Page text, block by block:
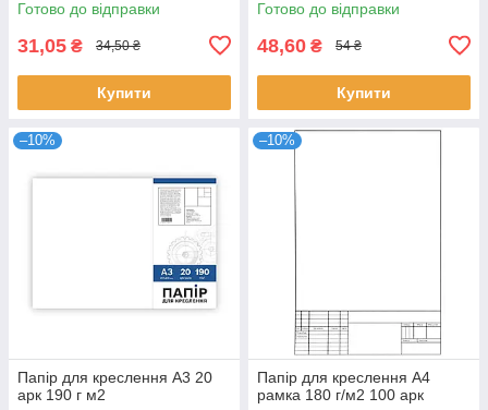
Готово до відправки
31,05 ₴ 34,50 ₴
Купити
Готово до відправки
48,60 ₴ 54 ₴
Купити
–10%
Папір для креслення А3 20
арк 190 г м2
–10%
Папір для креслення А4
рамка 180 г/м2 100 арк